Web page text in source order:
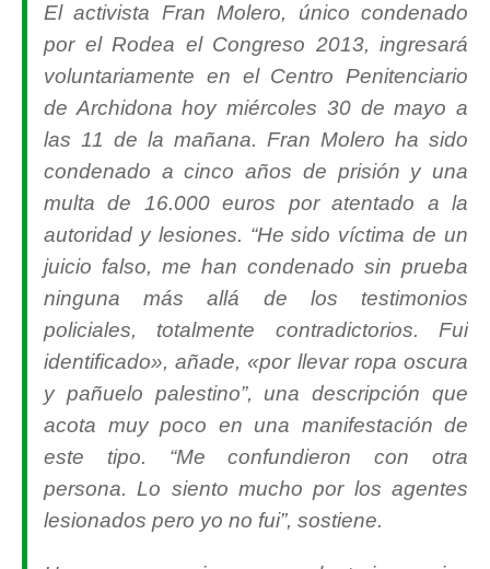
El activista Fran Molero, único condenado
por el Rodea el Congreso 2013, ingresará
voluntariamente en el Centro Penitenciario
de Archidona hoy miércoles 30 de mayo a
las 11 de la mañana. Fran Molero ha sido
condenado a cinco años de prisión y una
multa de 16.000 euros por atentado a la
autoridad y lesiones. “He sido víctima de un
juicio falso, me han condenado sin prueba
ninguna más allá de los testimonios
policiales, totalmente contradictorios. Fui
identificado», añade, «por llevar ropa oscura
y pañuelo palestino”, una descripción que
acota muy poco en una manifestación de
este tipo. “Me confundieron con otra
persona. Lo siento mucho por los agentes
lesionados pero yo no fui”, sostiene.